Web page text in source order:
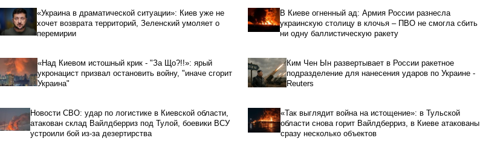
«Украина в драматической ситуации»: Киев уже не
хочет возврата территорий, Зеленский умоляет о
перемирии
В Киеве огненный ад: Армия России разнесла
украинскую столицу в клочья – ПВО не смогла сбить
ни одну баллистическую ракету
«Над Киевом истошный крик - "За Що?!!»: ярый
укронацист призвал остановить войну, "иначе сгорит
Украина"
Ким Чен Ын развертывает в России ракетное
подразделение для нанесения ударов по Украине -
Reuters
Новости СВО: удар по логистике в Киевской области,
атакован склад Вайлдберриз под Тулой, боевики ВСУ
устроили бой из-за дезертирства
«Так выглядит война на истощение»: в Тульской
области снова горит Вайлдберриз, в Киеве атакованы
сразу несколько объектов